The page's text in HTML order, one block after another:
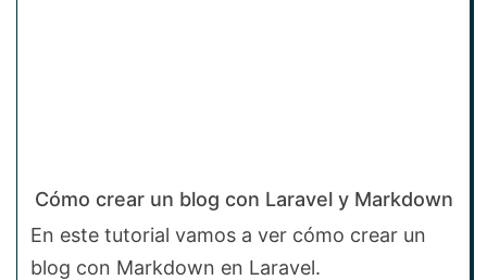
Cómo crear un blog con Laravel y Markdown
En este tutorial vamos a ver cómo crear un
blog con Markdown en Laravel.